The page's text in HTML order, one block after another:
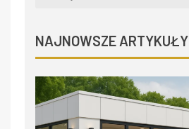
NAJNOWSZE ARTYKUŁY